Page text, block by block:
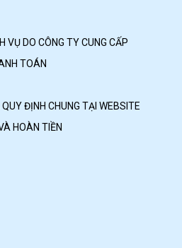
VỤ DO CÔNG TY CUNG CẤP
TOÁN
ĐỊNH CHUNG TẠI WEBSITE
HOÀN TIỀN